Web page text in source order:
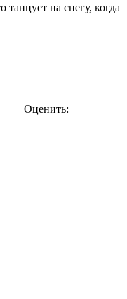
на снегу, когда
Оценить: